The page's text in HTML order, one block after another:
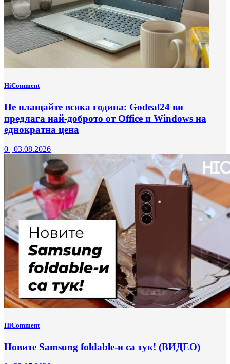
HiComment
Не плащайте всяка година: Godeal24 ви
предлага най-доброто от Office и Windows на
еднократна цена
0 | 03.08.2026
HiComment
Новите Samsung foldable-и са тук! (ВИДЕО)